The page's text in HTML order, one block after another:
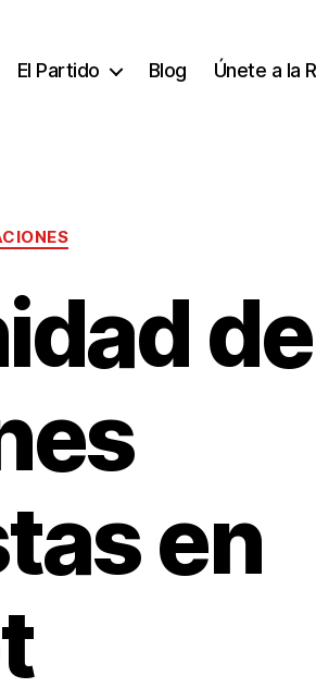
El Partido Blog Únete a la
de
en